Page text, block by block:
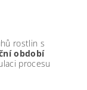
rostlin s
období
procesu